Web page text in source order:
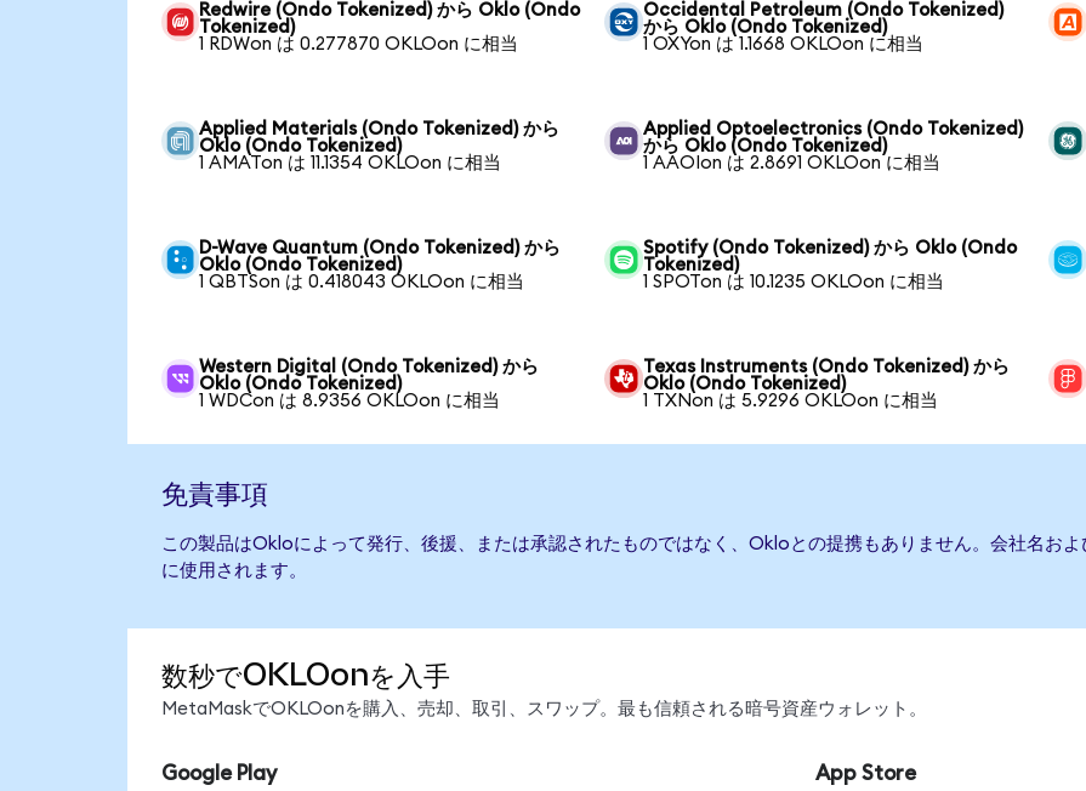
Redwire (Ondo Tokenized) から Oklo (Ondo
Tokenized)
1 RDWon は 0.277870 OKLOon に相当
Occidental Petroleum (Ondo Tokenized)
から Oklo (Ondo Tokenized)
1 OXYon は 1.1668 OKLOon に相当
Applied Materials (Ondo Tokenized) から
Oklo (Ondo Tokenized)
1 AMATon は 11.1354 OKLOon に相当
Applied Optoelectronics (Ondo Tokenized)
から Oklo (Ondo Tokenized)
1 AAOIon は 2.8691 OKLOon に相当
D-Wave Quantum (Ondo Tokenized) から
Oklo (Ondo Tokenized)
1 QBTSon は 0.418043 OKLOon に相当
Spotify (Ondo Tokenized) から Oklo (Ondo
Tokenized)
1 SPOTon は 10.1235 OKLOon に相当
Western Digital (Ondo Tokenized) から
Oklo (Ondo Tokenized)
1 WDCon は 8.9356 OKLOon に相当
Texas Instruments (Ondo Tokenized) から
Oklo (Ondo Tokenized)
1 TXNon は 5.9296 OKLOon に相当
免責事項
この製品はOkloによって発行、後援、または承認されたものではなく、Okloとの提携もありません。会社名お
に使用されます。
数秒でOKLOonを入手
MetaMaskでOKLOonを購入、売却、取引、スワップ。最も信頼される暗号資産ウォレット。
Google Play App Store